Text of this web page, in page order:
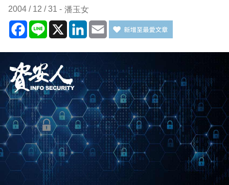
2004 / 12 / 31 潘玉女
Facebook
Line X LinkedIn
Email